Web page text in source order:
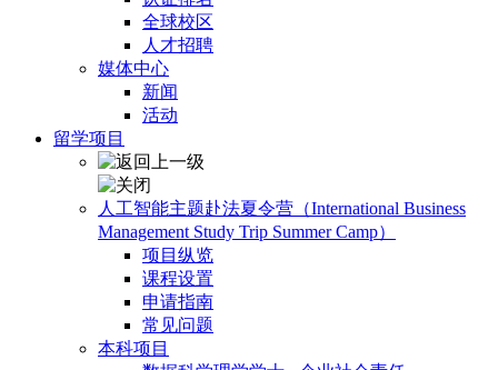
全球校区
人才招聘
媒体中心
新闻
活动
留学项目
人工智能主题赴法夏令营（International Business
Management Study Trip Summer Camp）
项目纵览
课程设置
申请指南
常见问题
本科项目